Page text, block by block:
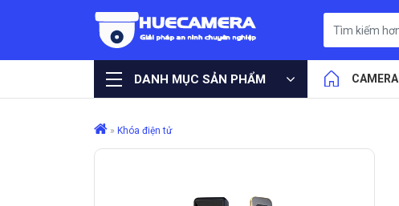
DANH MỤC SẢN PHẨM CAMERA
» Khóa điện tử